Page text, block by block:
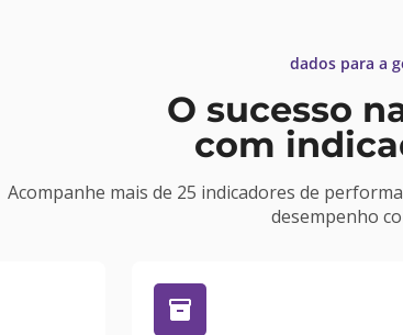
dados para a
O sucesso
com
Acompanhe mais de 25 indicadores de
desempenho